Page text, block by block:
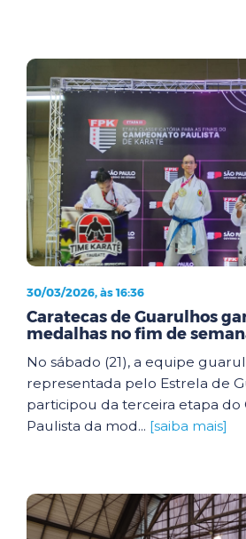
30/03/2026, às 16:36
Caratecas de Guarulhos
medalhas no fim de
No sábado (21), a equipe
representada pelo Estrela de
participou da terceira etapa do
Paulista da mod... [saiba mais]